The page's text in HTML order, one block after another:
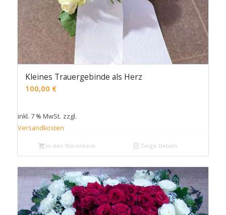
Kleines Trauergebinde als Herz
100,00 €
inkl. 7 % MwSt. zzgl.
Versandkosten
In den Warenkorb Zeige Details